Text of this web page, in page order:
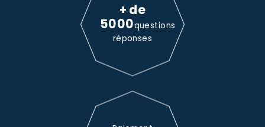
+ de
5000questions
réponses